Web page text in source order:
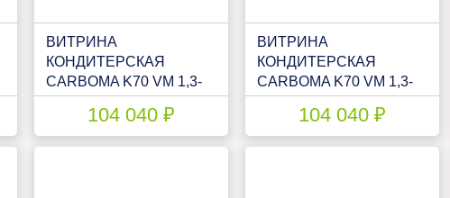
ВИТРИНА
КОНДИТЕРСКАЯ
CARBOMA K70 VM 1,3-
12 LIGHT (ВХСВ-1,3Д
MINI ТЕХНО)(1801940P)
104 040 ₽
ВИТРИНА
КОНДИТЕРСКАЯ
CARBOMA K70 VM 1,3-
12 LIGHT (ВХСВ-1,3Д
MINI)(1801939P)
104 040 ₽